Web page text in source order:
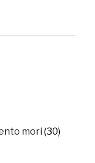
mori (30)